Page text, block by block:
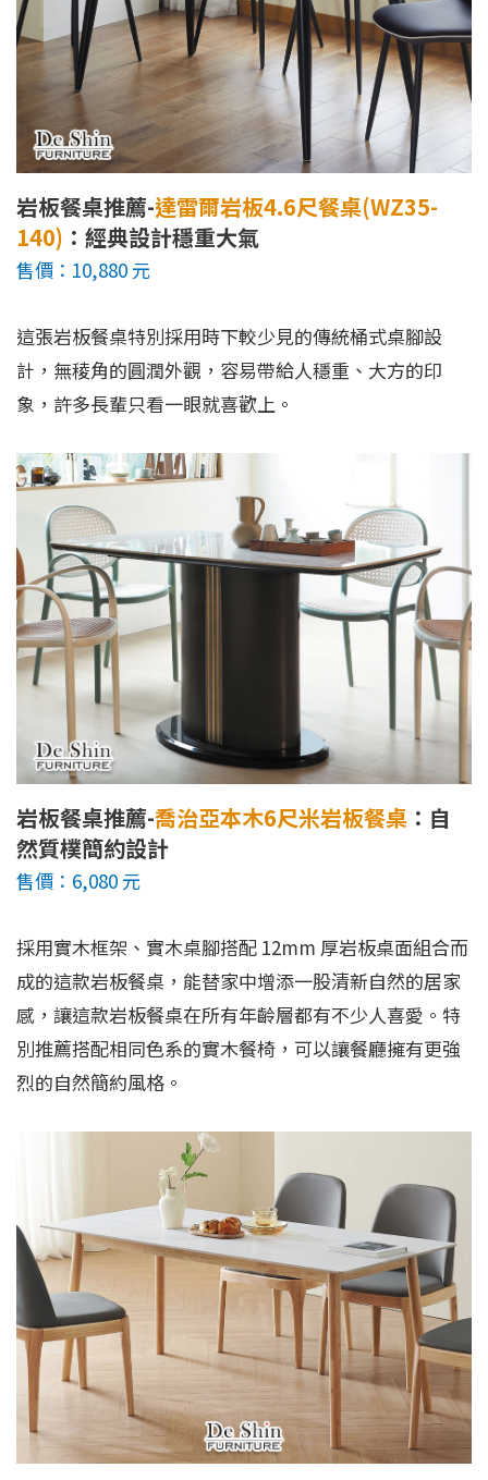
岩板餐桌推薦-達雷爾岩板4.6尺餐桌(WZ35-
140) ：經典設計穩重大氣
售價：10,880 元
這張岩板餐桌特別採用時下較少見的傳統桶式桌腳設
計，無稜角的圓潤外觀，容易帶給人穩重、大方的印
象，許多長輩只看一眼就喜歡上。
岩板餐桌推薦-喬治亞本木6尺米岩板餐桌 ：自
然質樸簡約設計
售價：6,080 元
採用實木框架、實木桌腳搭配 12mm 厚岩板桌面組合而
成的這款岩板餐桌，能替家中增添一股清新自然的居家
感，讓這款岩板餐桌在所有年齡層都有不少人喜愛。特
別推薦搭配相同色系的實木餐椅，可以讓餐廳擁有更強
烈的自然簡約風格。